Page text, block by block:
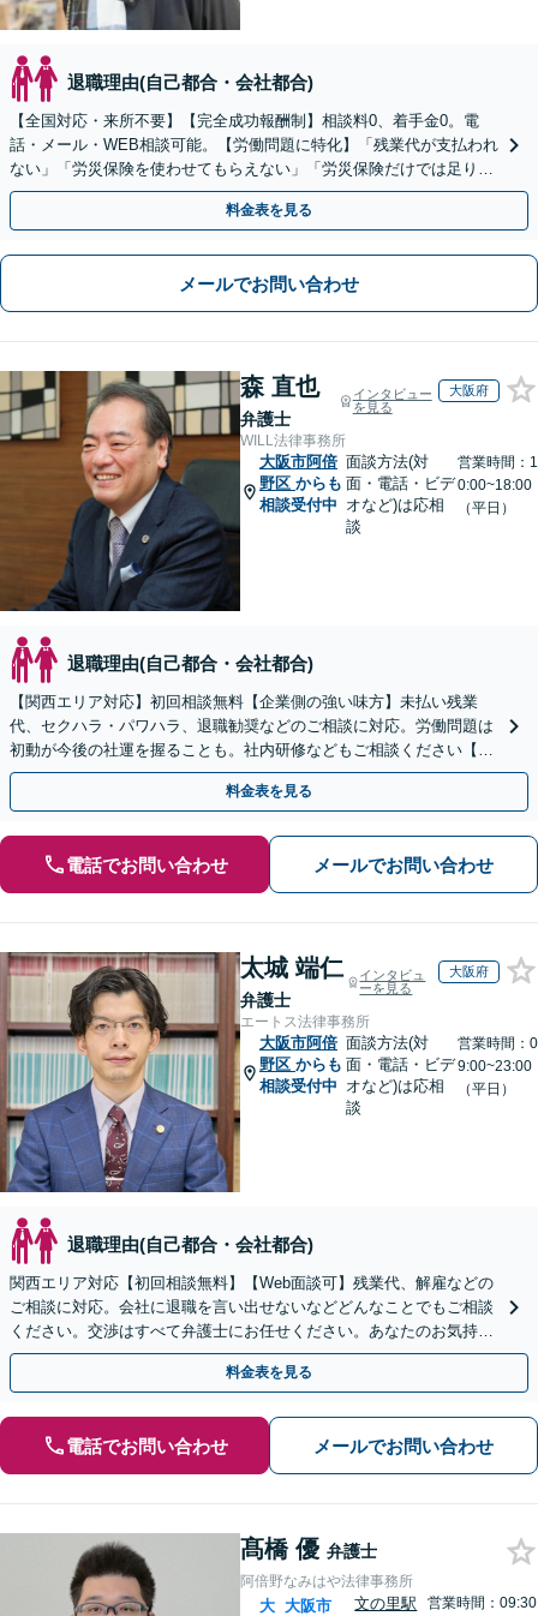
退職理由(自己都合・会社都合)
【全国対応・来所不要】【完全成功報酬制】相談料0、着手金0。電
話・メール・WEB相談可能。【労働問題に特化】「残業代が支払われ
ない」「労災保険を使わせてもらえない」「労災保険だけでは足りな
い。損害賠償請求したい」など労働問題はお任せを。
料金表を見る
メールでお問い合わせ
森 直也
弁護士
インタビュー
を見る
大阪府
WILL法律事務所
大阪市阿倍
野区 からも
相談受付中
面談方法(対
面・電話・ビデ
オなど)は応相
談
営業時間：1
0:00~18:00
（平日）
退職理由(自己都合・会社都合)
【関西エリア対応】初回相談無料【企業側の強い味方】未払い残業
代、セクハラ・パワハラ、退職勧奨などのご相談に対応。労働問題は
初動が今後の社運を握ることも。社内研修などもご相談ください【夜
間・休日相談OK】柔軟な連絡体制／WEB面談も対応
料金表を見る
電話でお問い合わせ メールでお問い合わせ
太城 端仁
弁護士
インタビュ
ーを見る
大阪府
エートス法律事務所
大阪市阿倍
野区 からも
相談受付中
面談方法(対
面・電話・ビデ
オなど)は応相
談
営業時間：0
9:00~23:00
（平日）
退職理由(自己都合・会社都合)
関西エリア対応【初回相談無料】【Web面談可】残業代、解雇などの
ご相談に対応。会社に退職を言い出せないなどどんなことでもご相談
ください。交渉はすべて弁護士にお任せください。あなたのお気持ち
を尊重した迅速な解決を目指します。
料金表を見る
電話でお問い合わせ メールでお問い合わせ
髙橋 優 弁護士
阿倍野なみはや法律事務所
大 大阪市
文の里駅
営業時間：09:30